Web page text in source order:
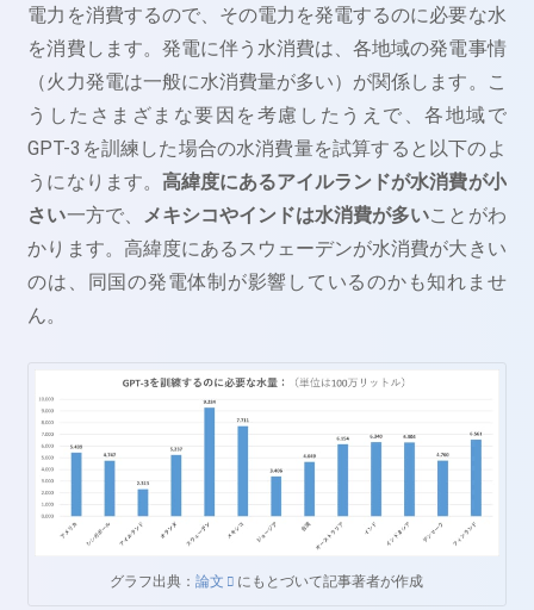
電力を消費するので、その電力を発電するのに必要な水
を消費します。発電に伴う水消費は、各地域の発電事情
（火力発電は一般に水消費量が多い）が関係します。こ
うしたさまざまな要因を考慮したうえで、各地域で
GPT-3を訓練した場合の水消費量を試算すると以下のよ
うになります。 高緯度にあるアイルランドが水消費が小
さい一方で、 メキシコやインドは水消費が多いことがわ
かります。高緯度にあるスウェーデンが水消費が大きい
のは、同国の発電体制が影響しているのかも知れませ
ん。
グラフ出典：論文 にもとづいて記事著者が作成